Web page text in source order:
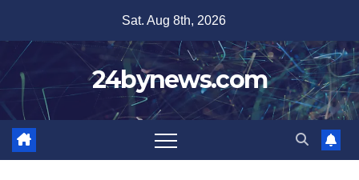
content
Sat. Aug 8th, 2026
24bynews.com